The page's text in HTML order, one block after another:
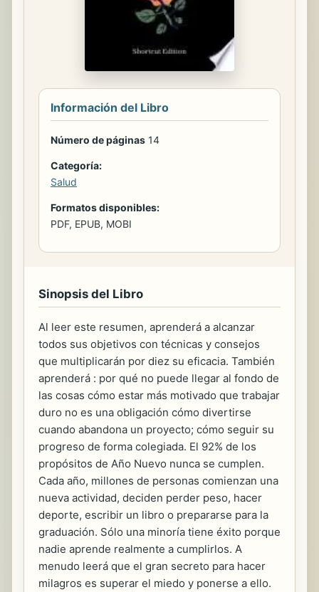
Información del Libro
Número de páginas 14
Categoría:
Salud
Formatos disponibles:
PDF, EPUB, MOBI
Sinopsis del Libro
Al leer este resumen, aprenderá a alcanzar
todos sus objetivos con técnicas y consejos
que multiplicarán por diez su eficacia. También
aprenderá : por qué no puede llegar al fondo de
las cosas cómo estar más motivado que trabajar
duro no es una obligación cómo divertirse
cuando abandona un proyecto; cómo seguir su
progreso de forma colegiada. El 92% de los
propósitos de Año Nuevo nunca se cumplen.
Cada año, millones de personas comienzan una
nueva actividad, deciden perder peso, hacer
deporte, escribir un libro o prepararse para la
graduación. Sólo una minoría tiene éxito porque
nadie aprende realmente a cumplirlos. A
menudo leerá que el gran secreto para hacer
milagros es superar el miedo y ponerse a ello.